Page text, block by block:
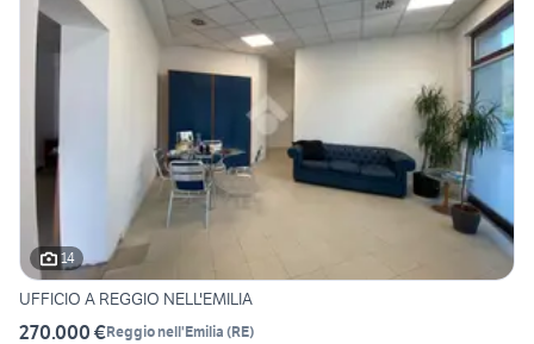
14
UFFICIO A REGGIO NELL'EMILIA
270.000 €Reggio nell'Emilia (RE)